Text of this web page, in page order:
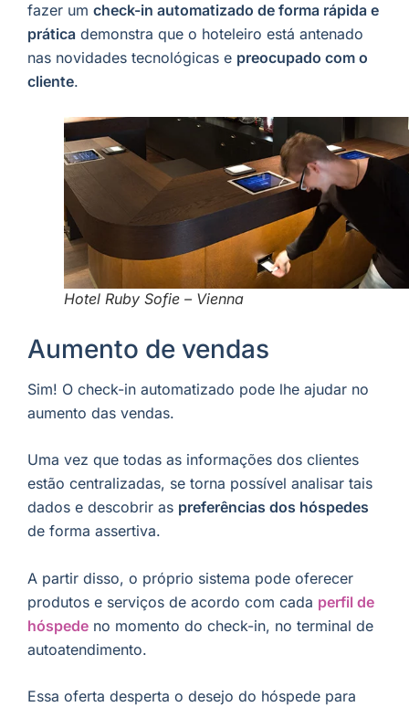
fazer um check-in automatizado de forma rápida e
prática demonstra que o hoteleiro está antenado
nas novidades tecnológicas e preocupado com o
cliente.
Hotel Ruby Sofie – Vienna
Aumento de vendas
Sim! O check-in automatizado pode lhe ajudar no
aumento das vendas.
Uma vez que todas as informações dos clientes
estão centralizadas, se torna possível analisar tais
dados e descobrir as preferências dos hóspedes
de forma assertiva.
A partir disso, o próprio sistema pode oferecer
produtos e serviços de acordo com cada perfil de
hóspede no momento do check-in, no terminal de
autoatendimento.
Essa oferta desperta o desejo do hóspede para